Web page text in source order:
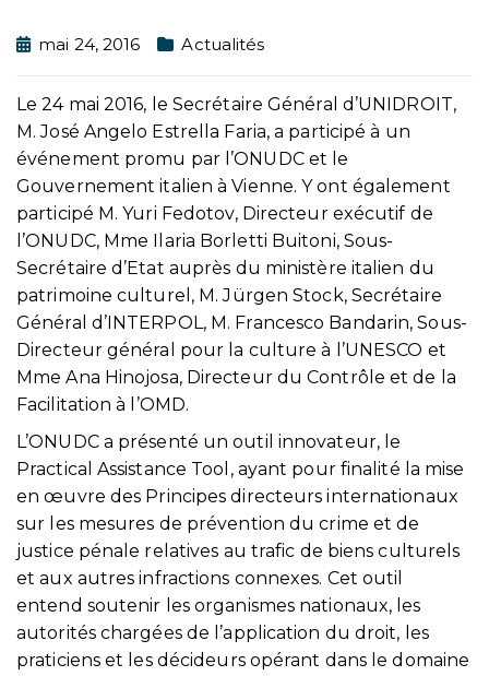
mai 24, 2016 Actualités
Le 24 mai 2016, le Secrétaire Général d’UNIDROIT,
M. José Angelo Estrella Faria, a participé à un
événement promu par l’ONUDC et le
Gouvernement italien à Vienne. Y ont également
participé M. Yuri Fedotov, Directeur exécutif de
l’ONUDC, Mme Ilaria Borletti Buitoni, Sous-
Secrétaire d’Etat auprès du ministère italien du
patrimoine culturel, M. Jürgen Stock, Secrétaire
Général d’INTERPOL, M. Francesco Bandarin, Sous-
Directeur général pour la culture à l’UNESCO et
Mme Ana Hinojosa, Directeur du Contrôle et de la
Facilitation à l’OMD.
L’ONUDC a présenté un outil innovateur, le
Practical Assistance Tool, ayant pour finalité la mise
en œuvre des Principes directeurs internationaux
sur les mesures de prévention du crime et de
justice pénale relatives au trafic de biens culturels
et aux autres infractions connexes. Cet outil
entend soutenir les organismes nationaux, les
autorités chargées de l’application du droit, les
praticiens et les décideurs opérant dans le domaine